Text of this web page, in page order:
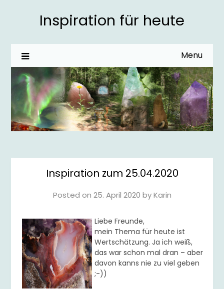
Inspiration für heute
Menu
Inspiration zum 25.04.2020
Posted on 25. April 2020 byKarin
Liebe Freunde,
mein Thema für heute ist
Wertschätzung. Ja ich weiß,
das war schon mal dran – aber
davon kanns nie zu viel geben
;-))